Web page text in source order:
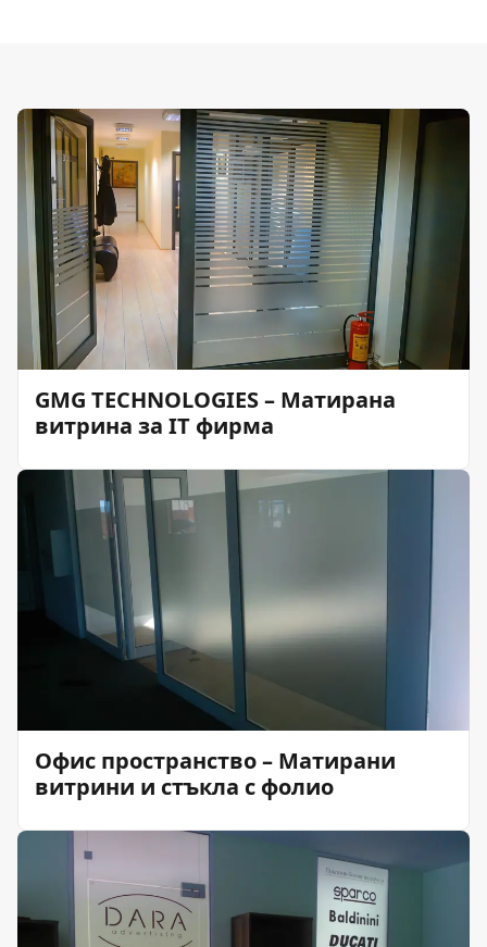
GMG TECHNOLOGIES – Матирана
витрина за IT фирма
Офис пространство – Матирани
витрини и стъкла с фолио